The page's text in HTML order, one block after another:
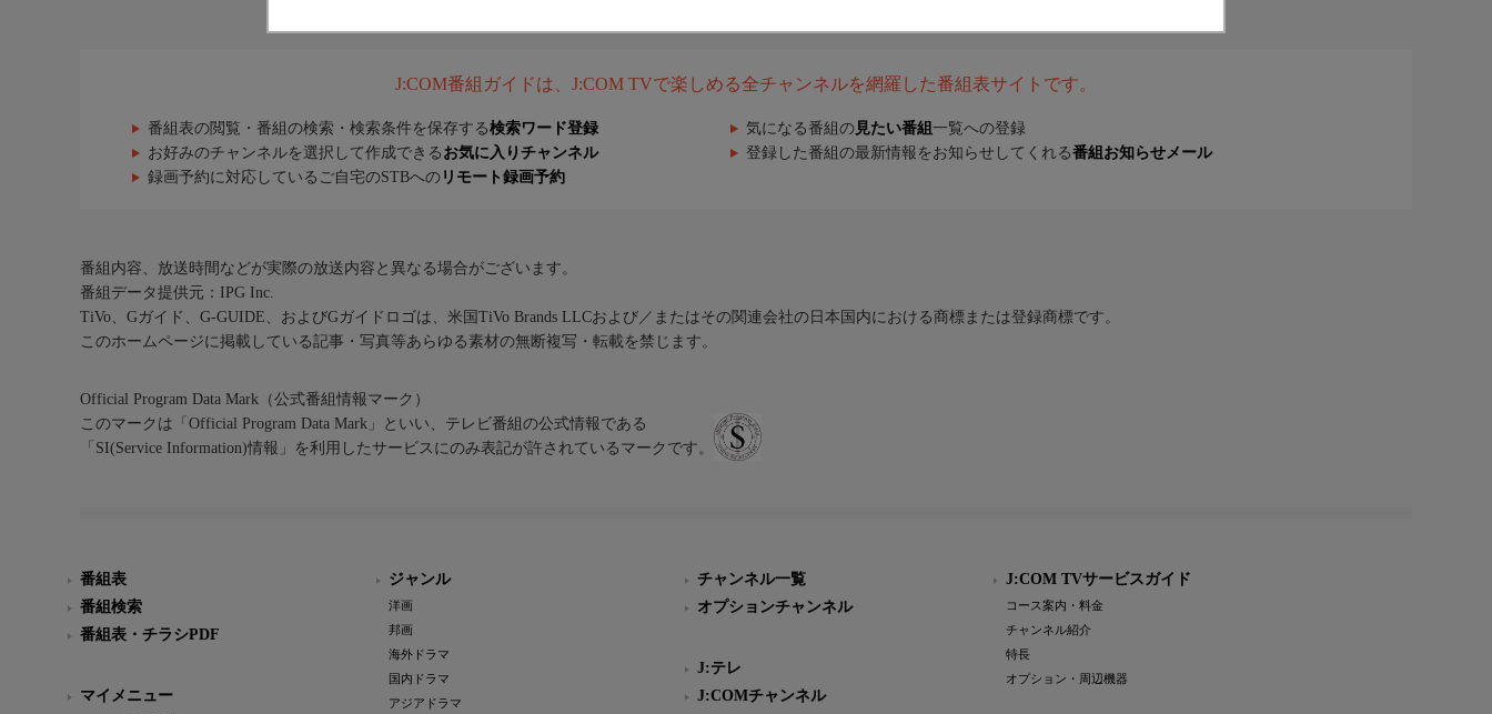
J:COM番組ガイドは、J:COM TVで楽しめる全チャンネルを網羅した番組表サイトです。
番組表の閲覧・番組の検索・検索条件を保存する検索ワード登録 気になる番組の 見たい番組 一覧への登録
お好みのチャンネルを選択して作成できる お気に入りチャンネル 登録した番組の最新情報をお知らせしてくれる番組お知らせメール
録画予約に対応しているご自宅のSTBへの リモート録画予約
番組内容、放送時間などが実際の放送内容と異なる場合がございます。
番組データ提供元：IPG Inc.
TiVo、Gガイド、G-GUIDE、およびGガイドロゴは、米国TiVo Brands LLCおよび／またはその関連会社の日本国内における商標または登録商標です。
このホームページに掲載している記事・写真等あらゆる素材の無断複写・転載を禁じます。
Official Program Data Mark（公式番組情報マーク）
このマークは「Official Program Data Mark」といい、テレビ番組の公式情報である
「SI(Service Information)情報」を利用したサービスにのみ表記が許されているマークです。
番組表
番組検索
番組表・チラシPDF
マイメニュー
ジャンル
洋画
邦画
海外ドラマ
国内ドラマ
アジアドラマ
チャンネル一覧
オプションチャンネル
J:テレ
J:COMチャンネル
J:COM TVサービスガイド
コース案内・料金
チャンネル紹介
特長
オプション・周辺機器